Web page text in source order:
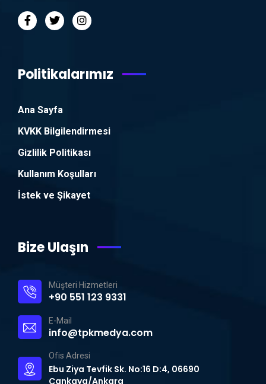
Politikalarımız
Ana Sayfa
KVKK Bilgilendirmesi
Gizlilik Politikası
Kullanım Koşulları
İstek ve Şikayet
Bize Ulaşın
Müşteri Hizmetleri
+90 551 123 9331
E-Mail
info@tpkmedya.com
Ofis Adresi
Ebu Ziya Tevfik Sk. No:16 D:4, 06690
Çankaya/Ankara